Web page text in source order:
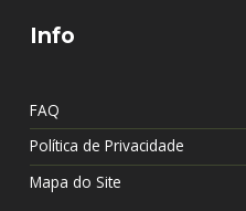
Info
FAQ
Política de Privacidade
Mapa do Site